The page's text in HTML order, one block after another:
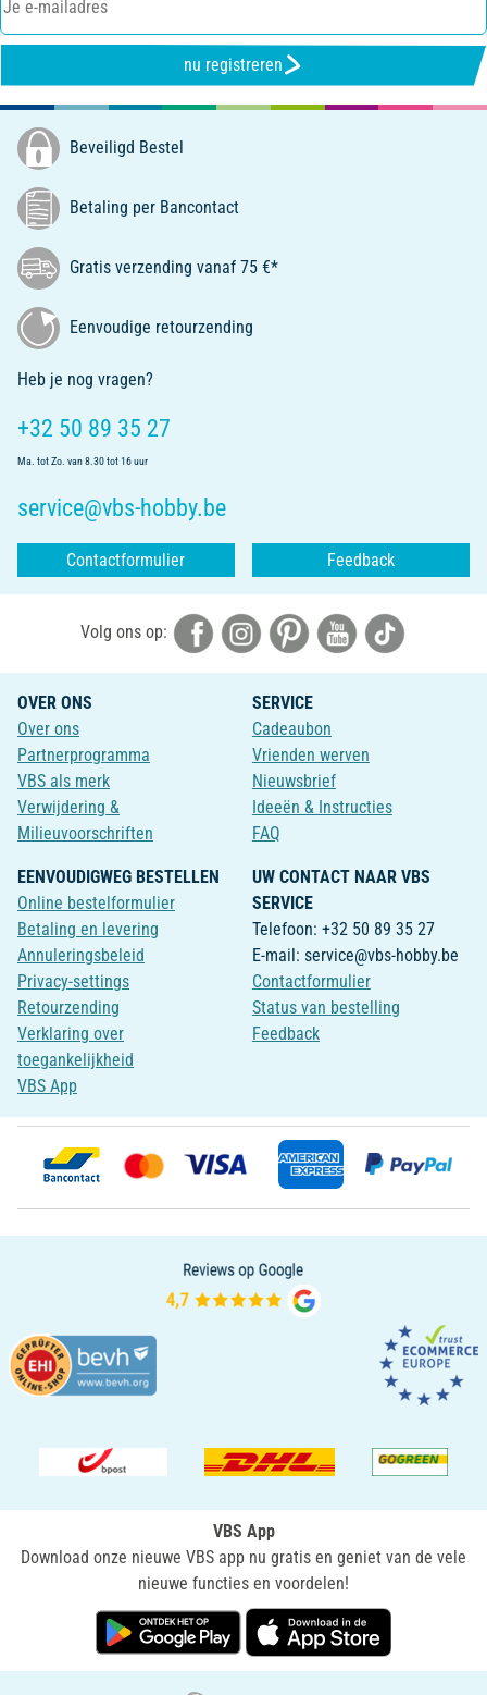
nu registreren
Beveiligd Bestel
Betaling per Bancontact
Gratis verzending vanaf 75 €*
Eenvoudige retourzending
Heb je nog vragen?
+32 50 89 35 27
Ma. tot Zo. van 8.30 tot 16 uur
service@vbs-hobby.be
Contactformulier Feedback
Volg ons op:
OVER ONS
Over ons
Partnerprogramma
VBS als merk
Verwijdering &
Milieuvoorschriften
SERVICE
Cadeaubon
Vrienden werven
Nieuwsbrief
Ideeën & Instructies
FAQ
EENVOUDIGWEG BESTELLEN
Online bestelformulier
Betaling en levering
Annuleringsbeleid
Privacy-settings
Retourzending
Verklaring over
toegankelijkheid
VBS App
UW CONTACT NAAR VBS
SERVICE
Telefoon: +32 50 89 35 27
E-mail: service@vbs-hobby.be
Contactformulier
Status van bestelling
Feedback
VBS App
Download onze nieuwe VBS app nu gratis en geniet van de vele
nieuwe functies en voordelen!